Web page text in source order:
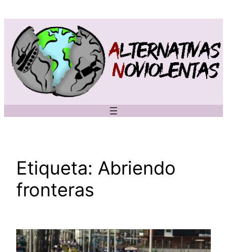
contenido
Etiqueta: Abriendo
fronteras